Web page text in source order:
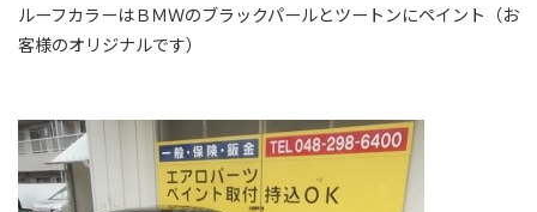
ルーフカラーはＢＭＷのブラックパールとツートンにペイント（お
客様のオリジナルです）